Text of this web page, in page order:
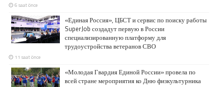
6 saat önce
«Единая Россия», ЦБСТ и сервис по поиску работы
SuperJob создадут первую в России
специализированную платформу для
трудоустройства ветеранов СВО
11 saat önce
«Молодая Гвардия Единой России» провела по
всей стране мероприятия ко Дню физкультурника